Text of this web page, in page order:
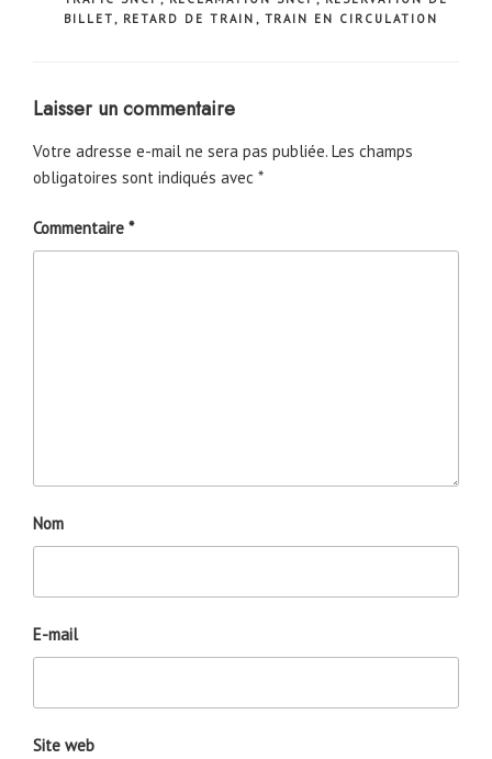
BILLET, RETARD DE TRAIN , TRAIN EN CIRCULATION
Laisser un commentaire
Votre adresse e-mail ne sera pas publiée. Les champs
obligatoires sont indiqués avec *
Commentaire *
Nom
E-mail
Site web